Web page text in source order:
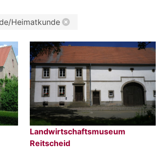
Heimatkunde
Landwirtschaftsmuseum
Reitscheid